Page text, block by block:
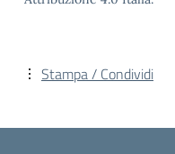
Stampa / Condividi